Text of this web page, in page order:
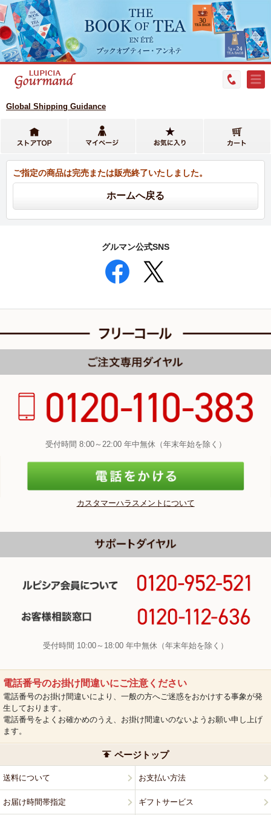
Global Shipping Guidance
ご指定の商品は完売または販売終了いたしました。
グルマン公式SNS
受付時間 8:00～22:00 年中無休（年末年始を除く）
カスタマーハラスメントについて
受付時間 10:00～18:00 年中無休（年末年始を除く）
電話番号のお掛け間違いにご注意ください
電話番号のお掛け間違いにより、一般の方へご迷惑をおかけする事象が発
生しております。
電話番号をよくお確かめのうえ、お掛け間違いのないようお願い申し上げ
ます。
ページトップ
送料について お支払い方法
お届け時間帯指定 ギフトサービス